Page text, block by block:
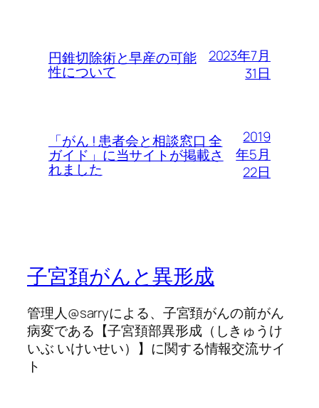
円錐切除術と早産の可能
性について
2023年7月
31日
「がん ! 患者会と相談窓口 全
ガイド」に当サイトが掲載さ
れました
2019
年5月
22日
子宮頚がんと異形成
管理人@sarryによる、子宮頚がんの前がん
病変である【子宮頚部異形成（しきゅうけ
いぶ いけいせい）】に関する情報交流サイ
ト